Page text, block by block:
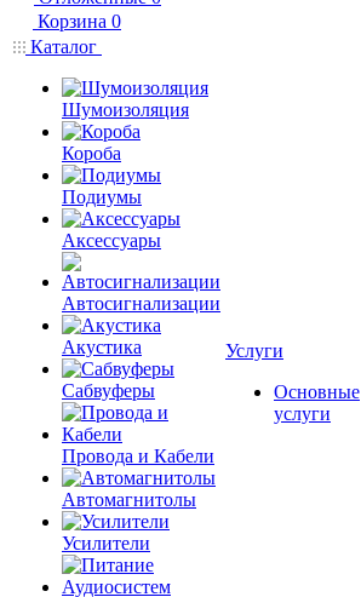
Корзина 0
Каталог
Шумоизоляция
Короба
Подиумы
Аксессуары
Автосигнализации
Акустика
Сабвуферы
Провода и Кабели
Автомагнитолы
Усилители
Услуги
Основные
услуги